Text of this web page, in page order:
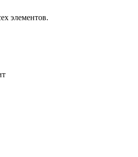
элементов.